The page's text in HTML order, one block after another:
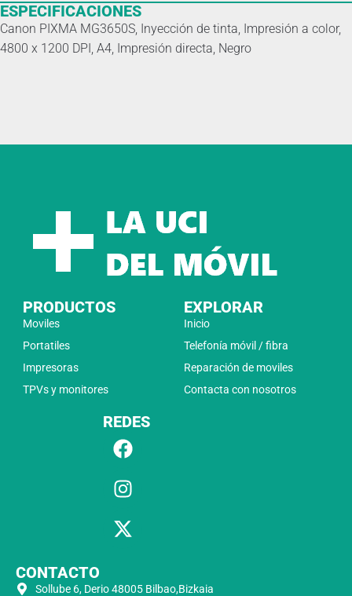
ESPECIFICACIONES
Canon PIXMA MG3650S, Inyección de tinta, Impresión a color,
4800 x 1200 DPI, A4, Impresión directa, Negro
PRODUCTOS
Moviles
Portatiles
Impresoras
TPVs y monitores
EXPLORAR
Inicio
Telefonía móvil / fibra
Reparación de moviles
Contacta con nosotros
REDES
CONTACTO
Sollube 6, Derio 48005 Bilbao,Bizkaia